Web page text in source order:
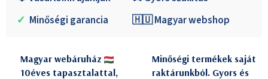
✓ Minőségi garancia 🇭🇺 Magyar webshop
Magyar webáruház
10éves tapasztalattal,
Minőségi termékek saját
raktárunkból. Gyors és